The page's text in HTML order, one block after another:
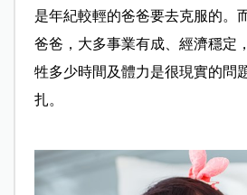
是年紀較輕的爸爸要去克服的。
爸爸，大多事業有成、經濟穩定
牲多少時間及體力是很現實的問
扎。